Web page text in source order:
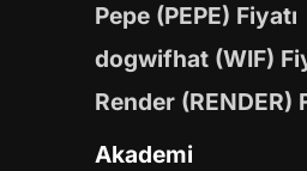
Pepe (PEPE) Fiyatı
dogwifhat (WIF)
Render (RENDER)
Akademi